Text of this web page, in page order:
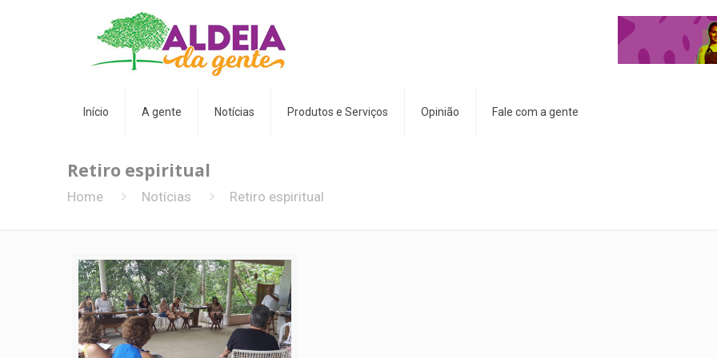
Início A gente Notícias Produtos e Serviços Opinião Fale com a gente
Retiro espiritual
Home Notícias Retiro espiritual